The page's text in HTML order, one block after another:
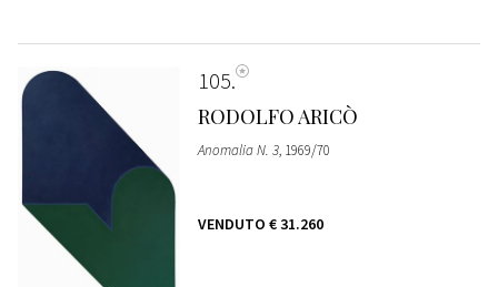
105
RODOLFO ARICÒ
Anomalia N. 3, 1969/70
VENDUTO € 31.260